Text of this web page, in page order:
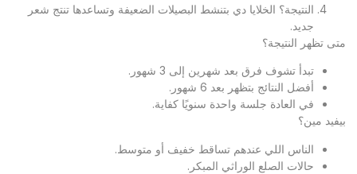
النتيجة؟ الخلايا دي بتنشط البصيلات الضعيفة وتساعدها تنتج شعر
جديد.
متى تظهر النتيجة؟
تبدأ تشوف فرق بعد شهرين إلى 3 شهور.
أفضل النتائج بتظهر بعد 6 شهور.
في العادة جلسة واحدة سنويًا كفاية.
بيفيد مين؟
الناس اللي عندهم تساقط خفيف أو متوسط.
حالات الصلع الوراثي المبكر.